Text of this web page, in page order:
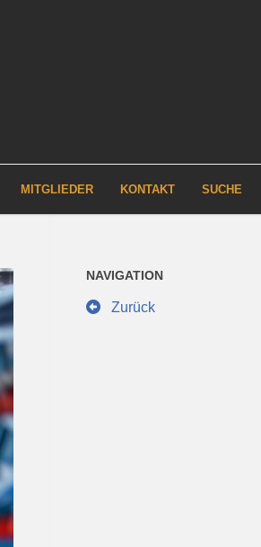
MITGLIEDER KONTAKT SUCHE
NAVIGATION
Zurück